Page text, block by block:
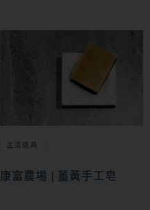
生活道具
康富農場 | 薑黃手工皂